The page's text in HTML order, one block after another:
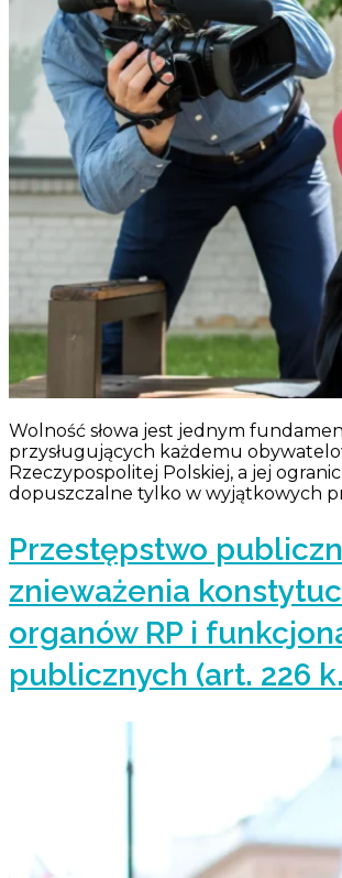
Wolność słowa jest jednym
przysługujących każdemu
Rzeczypospolitej Polskiej, a jej
dopuszczalne tylko w wyjątkowych
Przestępstwo
znieważenia
organów RP i
publicznych (art. 226